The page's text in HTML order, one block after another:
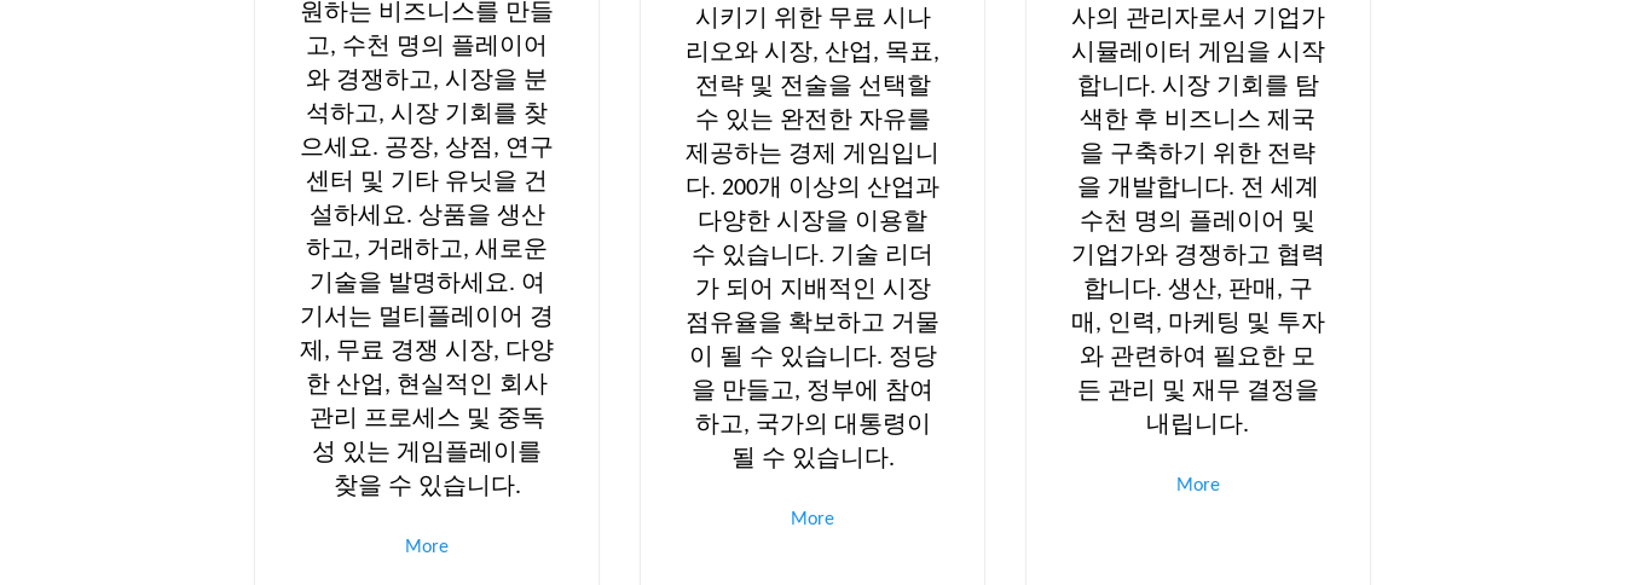
원하는 비즈니스를 만들
고, 수천 명의 플레이어
와 경쟁하고, 시장을 분
석하고, 시장 기회를 찾
으세요. 공장, 상점, 연구
센터 및 기타 유닛을 건
설하세요. 상품을 생산
하고, 거래하고, 새로운
기술을 발명하세요. 여
기서는 멀티플레이어 경
제, 무료 경쟁 시장, 다양
한 산업, 현실적인 회사
관리 프로세스 및 중독
성 있는 게임플레이를
찾을 수 있습니다.
More
시키기 위한 무료 시나
리오와 시장, 산업, 목표,
전략 및 전술을 선택할
수 있는 완전한 자유를
제공하는 경제 게임입니
다. 200개 이상의 산업과
다양한 시장을 이용할
수 있습니다. 기술 리더
가 되어 지배적인 시장
점유율을 확보하고 거물
이 될 수 있습니다. 정당
을 만들고, 정부에 참여
하고, 국가의 대통령이
될 수 있습니다.
More
사의 관리자로서 기업가
시뮬레이터 게임을 시작
합니다. 시장 기회를 탐
색한 후 비즈니스 제국
을 구축하기 위한 전략
을 개발합니다. 전 세계
수천 명의 플레이어 및
기업가와 경쟁하고 협력
합니다. 생산, 판매, 구
매, 인력, 마케팅 및 투자
와 관련하여 필요한 모
든 관리 및 재무 결정을
내립니다.
More